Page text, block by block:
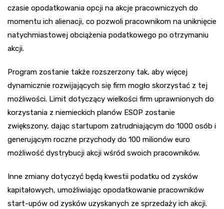
czasie opodatkowania opcji na akcje pracowniczych do
momentu ich alienacji, co pozwoli pracownikom na uniknięcie
natychmiastowej obciążenia podatkowego po otrzymaniu
akcji.
Program zostanie także rozszerzony tak, aby więcej
dynamicznie rozwijających się firm mogło skorzystać z tej
możliwości. Limit dotyczący wielkości firm uprawnionych do
korzystania z niemieckich planów ESOP zostanie
zwiększony, dając startupom zatrudniającym do 1000 osób i
generującym roczne przychody do 100 milionów euro
możliwość dystrybucji akcji wśród swoich pracowników.
Inne zmiany dotyczyć będą kwestii podatku od zysków
kapitałowych, umożliwiając opodatkowanie pracowników
start-upów od zysków uzyskanych ze sprzedaży ich akcji.